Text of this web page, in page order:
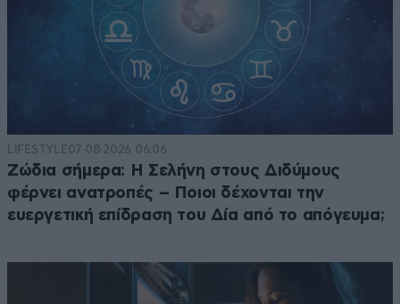
LIFESTYLE07·08·2026 06:06
Ζώδια σήμερα: Η Σελήνη στους Διδύμους
φέρνει ανατροπές – Ποιοι δέχονται την
ευεργετική επίδραση του Δία από το απόγευμα;